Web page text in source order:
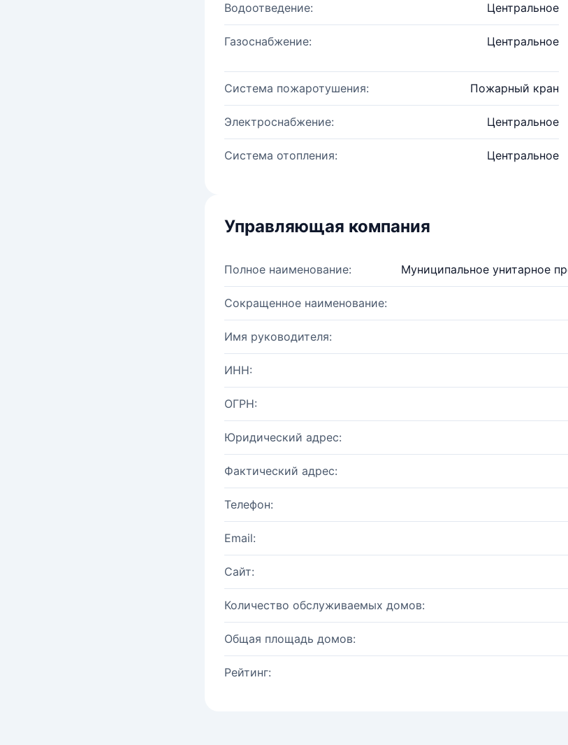
Водоотведение: Центральное
Газоснабжение: Центральное
Система пожаротушения: Пожарный кран
Электроснабжение: Центральное
Система отопления: Центральное
Управляющая компания
Полное наименование: Муниципальное унитарное
Сокращенное наименование:
Имя руководителя:
ИНН:
ОГРН:
Юридический адрес:
Фактический адрес:
Телефон:
Email:
Сайт:
Количество обслуживаемых домов:
Общая площадь домов:
Рейтинг: